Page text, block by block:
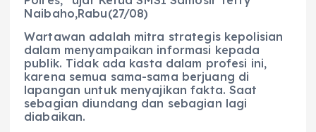
Naibaho,Rabu(27/08)
Wartawan adalah mitra strategis kepolisian
dalam menyampaikan informasi kepada
publik. Tidak ada kasta dalam profesi ini,
karena semua sama-sama berjuang di
lapangan untuk menyajikan fakta. Saat
sebagian diundang dan sebagian lagi
diabaikan.